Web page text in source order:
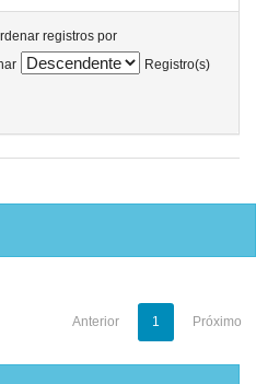
registros por
Registro(s)
Anterior 1 Próximo